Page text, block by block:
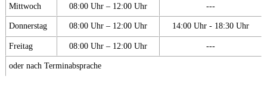
Mittwoch 08:00 Uhr – 12:00 Uhr ---
Donnerstag 08:00 Uhr – 12:00 Uhr 14:00 Uhr - 18:30 Uhr
Freitag 08:00 Uhr – 12:00 Uhr ---
oder nach Terminabsprache